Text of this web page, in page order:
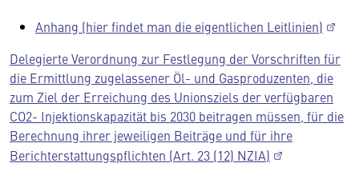
Anhang (hier findet man die eigentlichen Leitlinien)
Delegierte Verordnung zur Festlegung der Vorschriften für
die Ermittlung zugelassener Öl- und Gasproduzenten, die
zum Ziel der Erreichung des Unionsziels der verfügbaren
CO2- Injektionskapazität bis 2030 beitragen müssen, für die
Berechnung ihrer jeweiligen Beiträge und für ihre
Berichterstattungspflichten (Art. 23 (12) NZIA)